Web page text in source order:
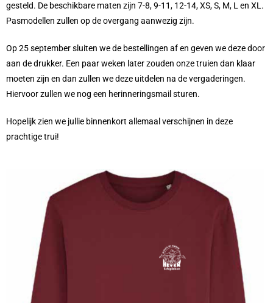
gesteld. De beschikbare maten zijn 7-8, 9-11, 12-14, XS, S, M, L en XL.
Pasmodellen zullen op de overgang aanwezig zijn.
Op 25 september sluiten we de bestellingen af en geven we deze door
aan de drukker. Een paar weken later zouden onze truien dan klaar
moeten zijn en dan zullen we deze uitdelen na de vergaderingen.
Hiervoor zullen we nog een herinneringsmail sturen.
Hopelijk zien we jullie binnenkort allemaal verschijnen in deze
prachtige trui!